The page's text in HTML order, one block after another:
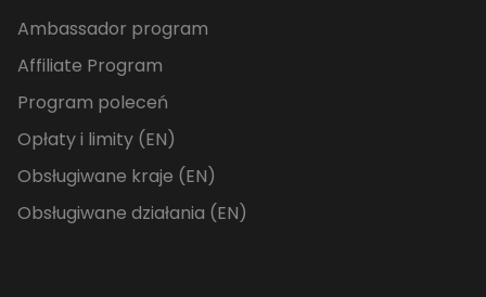
Ambassador program
Affiliate Program
Program poleceń
Opłaty i limity (EN)
Obsługiwane kraje (EN)
Obsługiwane działania (EN)